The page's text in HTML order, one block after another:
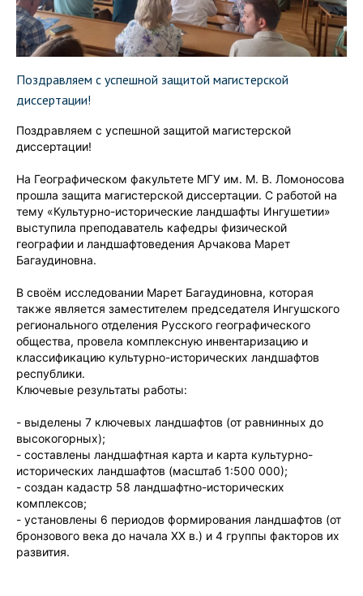
Поздравляем с успешной защитой магистерской
диссертации!
Поздравляем с успешной защитой магистерской
диссертации!
На Географическом факультете МГУ им. М. В. Ломоносова
прошла защита магистерской диссертации. С работой на
тему «Культурно-исторические ландшафты Ингушетии»
выступила преподаватель кафедры физической
географии и ландшафтоведения Арчакова Марет
Багаудиновна.
В своём исследовании Марет Багаудиновна, которая
также является заместителем председателя Ингушского
регионального отделения Русского географического
общества, провела комплексную инвентаризацию и
классификацию культурно-исторических ландшафтов
республики.
Ключевые результаты работы:
- выделены 7 ключевых ландшафтов (от равнинных до
высокогорных);
- составлены ландшафтная карта и карта культурно-
исторических ландшафтов (масштаб 1:500 000);
- создан кадастр 58 ландшафтно-исторических
комплексов;
- установлены 6 периодов формирования ландшафтов (от
бронзового века до начала XX в.) и 4 группы факторов их
развития.